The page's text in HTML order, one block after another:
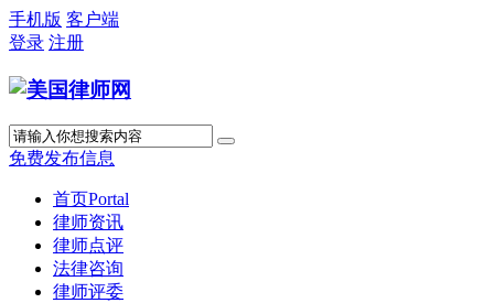
手机版 客户端
登录 注册
免费发布信息
首页Portal
律师资讯
律师点评
法律咨询
律师评委